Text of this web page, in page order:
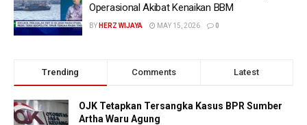
Operasional Akibat Kenaikan BBM
BY HERZ WIJAYA MAY 15, 2026 0
Trending Comments Latest
OJK Tetapkan Tersangka Kasus BPR Sumber
Artha Waru Agung